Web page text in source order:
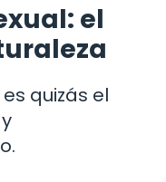
el
quizás el